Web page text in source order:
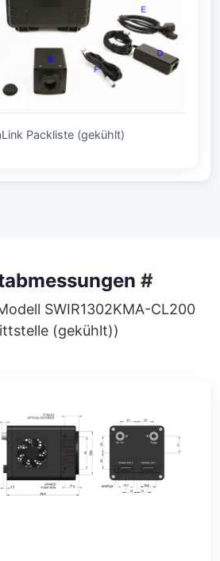
Packliste (gekühlt)
#
SWIR1302KMA-CL200
(gekühlt))